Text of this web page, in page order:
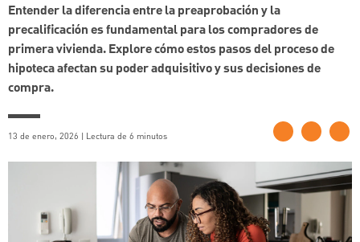
Entender la diferencia entre la preaprobación y la
precalificación es fundamental para los compradores de
primera vivienda. Explore cómo estos pasos del proceso de
hipoteca afectan su poder adquisitivo y sus decisiones de
compra.
13 de enero, 2026 | Lectura de 6 minutos